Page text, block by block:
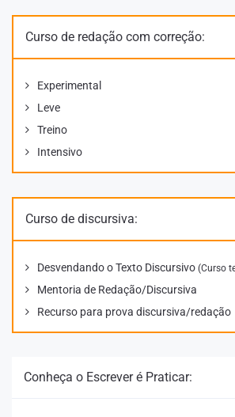
Curso de redação com correção:
Experimental
Leve
Treino
Intensivo
Curso de discursiva:
Desvendando o Texto Discursivo (Curso
Mentoria de Redação/Discursiva
Recurso para prova discursiva/redação
Conheça o Escrever é Praticar: